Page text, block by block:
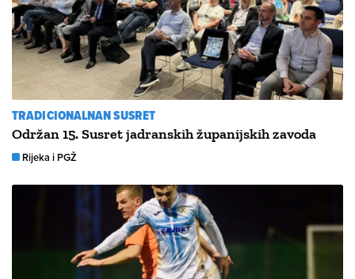
TRADICIONALNAN SUSRET
Održan 15. Susret jadranskih županijskih zavoda
Rijeka i PGŽ